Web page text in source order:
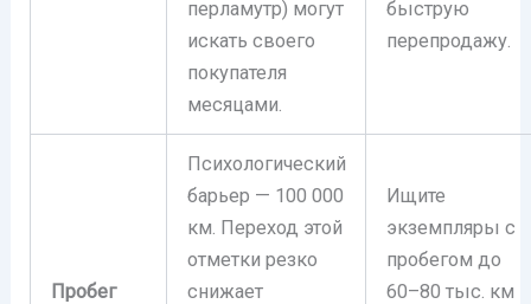
перламутр) могут
искать своего
покупателя
месяцами.
быструю
перепродажу.
Пробег
Психологический
барьер — 100 000
км. Переход этой
отметки резко
снижает
Ищите
экземпляры с
пробегом до
60–80 тыс. км